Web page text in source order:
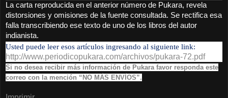
La carta reproducida en el anterior número de Pukara, revela
distorsiones y omisiones de la fuente consultada. Se rectifica esa
falla transcribiendo ese texto de uno de los libros del autor
indianista.
Usted puede leer esos artículos ingresando al siguiente link:
http://www.periodicopukara.com/archivos/pukara-72.pdf
Si no desea recibir más información de Pukara favor responda este
correo con la mención “NO MÁS ENVÍOS”.